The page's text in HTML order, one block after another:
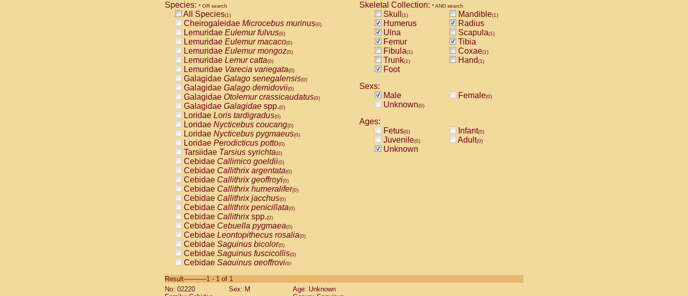
Species: * OR search
All Species(1)
Cheirogaleidae Microcebus murinus(0)
Lemuridae Eulemur fulvus(0)
Lemuridae Eulemur macaco(0)
Lemuridae Eulemur mongoz(0)
Lemuridae Lemur catta(0)
Lemuridae Varecia variegata(0)
Galagidae Galago senegalensis(0)
Galagidae Galago demidovii(0)
Galagidae Otolemur crassicaudatus(0)
Galagidae Galagidae spp.(0)
Loridae Loris tardigradus(0)
Loridae Nycticebus coucang(0)
Loridae Nycticebus pygmaeus(0)
Loridae Perodicticus potto(0)
Tarsiidae Tarsius syrichta(0)
Cebidae Callimico goeldii(0)
Cebidae Callithrix argentata(0)
Cebidae Callithrix geoffroyi(0)
Cebidae Callithrix humeralifer(0)
Cebidae Callithrix jacchus(0)
Cebidae Callithrix penicillata(0)
Cebidae Callithrixspp.(0)
Cebidae Cebuella pygmaea(0)
Cebidae Leontopithecus rosalia(0)
Cebidae Saguinus bicolor(0)
Cebidae Saguinus fuscicollis(0)
Cebidae Saguinus geoffroyi(0)
CebidaeSaguinus labiatus(0)
Cebidae Saguinus leucopus (0)
Skeletal Collection: * AND search
Skull (1) Mandible(1)
Humerus
Radius
Ulna
Scapula(1)
Femur
Tibia
Fibula(1) Coxae(1)
Trunk(1) Hand(1)
Foot
Sexs:
Male
Female(0)
Unknown(0)
Ages:
Fetus(0) Infant(0)
Juvenile(0) Adult(0)
Unknown
Result-----------1 - 1 of 1
No: 02220
Sex: M
Age: Unknown